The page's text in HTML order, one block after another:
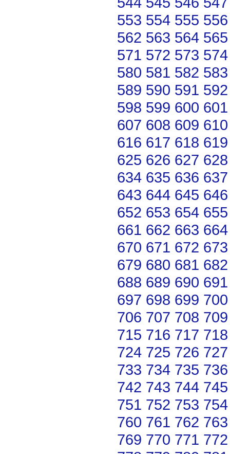
553 554 555 556
562 563 564 565
571 572 573 574
580 581 582 583
589 590 591 592
598 599 600 601
607 608 609 610
616 617 618 619
625 626 627 628
634 635 636 637
643 644 645 646
652 653 654 655
661 662 663 664
670 671 672 673
679 680 681 682
688 689 690 691
697 698 699 700
706 707 708 709
715 716 717 718
724 725 726 727
733 734 735 736
742 743 744 745
751 752 753 754
760 761 762 763
769 770 771 772